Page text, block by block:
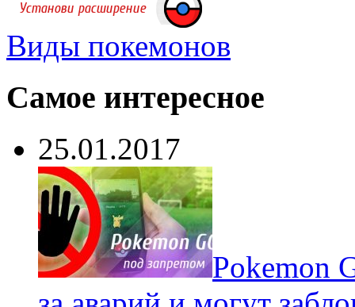
Виды покемонов
Самое интересное
25.01.2017
Pokеmon